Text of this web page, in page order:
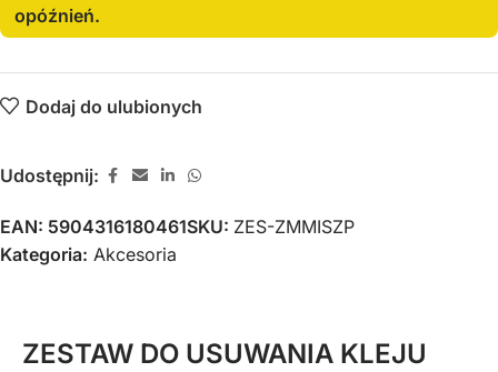
opóźnień.
Dodaj do ulubionych
Udostępnij:
EAN: 5904316180461SKU: ZES-ZMMISZP
Kategoria: Akcesoria
ZESTAW DO USUWANIA KLEJU